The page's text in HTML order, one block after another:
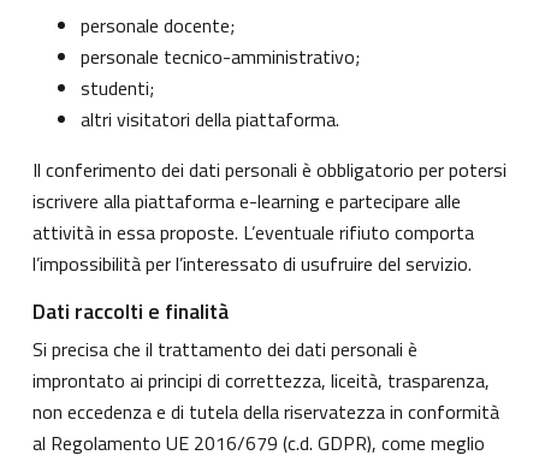
personale docente;
personale tecnico-amministrativo;
studenti;
altri visitatori della piattaforma.
Il conferimento dei dati personali è obbligatorio per potersi
iscrivere alla piattaforma e-learning e partecipare alle
attività in essa proposte. L’eventuale rifiuto comporta
l’impossibilità per l’interessato di usufruire del servizio.
Dati raccolti e finalità
Si precisa che il trattamento dei dati personali è
improntato ai principi di correttezza, liceità, trasparenza,
non eccedenza e di tutela della riservatezza in conformità
al Regolamento UE 2016/679 (c.d. GDPR), come meglio